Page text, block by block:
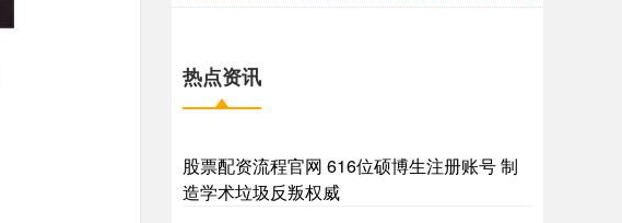
热点资讯
股票配资流程官网 616位硕博生注册账号 制
造学术垃圾反叛权威